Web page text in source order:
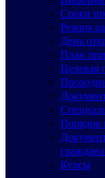
Сроки
Режим
День
План
Целевая
Порядок
Курсы